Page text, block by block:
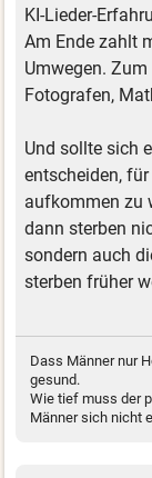
KI-Lieder-
Am Ende zahlt
Umwegen.
Fotografen,
Und sollte sich
entscheiden,
aufkommen zu
dann sterben
sondern auch
sterben früher
Dass Männer nur
gesund.
Wie tief muss der
Männer sich nicht